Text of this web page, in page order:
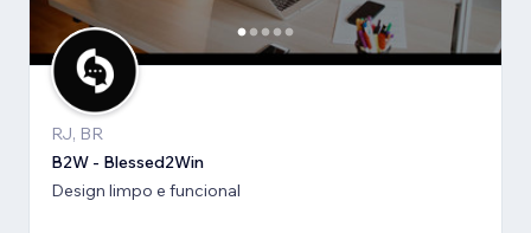
RJ, BR
B2W - Blessed2Win
Design limpo e funcional